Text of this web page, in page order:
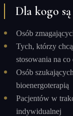
Dla kogo
Osób
Tych, którzy
stosowania na co
Osób
bioenergoterapią
Pacjentów w
indywidualnej